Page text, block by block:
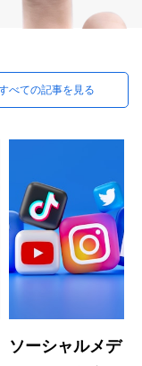
べての記事を見る
ソーシャルメデ